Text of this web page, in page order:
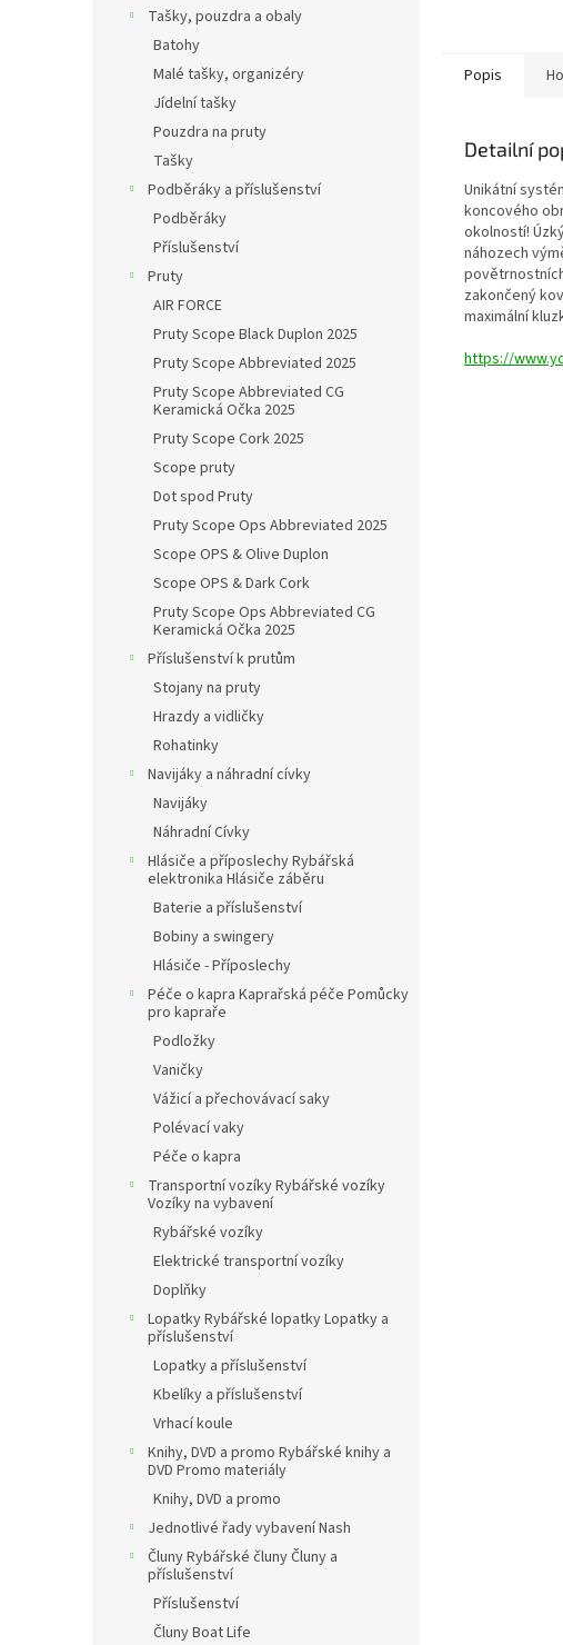
Tašky, pouzdra a obaly
Batohy
Malé tašky, organizéry
Jídelní tašky
Pouzdra na pruty
Tašky
Podběráky a příslušenství
Podběráky
Příslušenství
Pruty
AIR FORCE
Pruty Scope Black Duplon 2025
Pruty Scope Abbreviated 2025
Pruty Scope Abbreviated CG
Keramická Očka 2025
Pruty Scope Cork 2025
Scope pruty
Dot spod Pruty
Pruty Scope Ops Abbreviated 2025
Scope OPS & Olive Duplon
Scope OPS & Dark Cork
Pruty Scope Ops Abbreviated CG
Keramická Očka 2025
Příslušenství k prutům
Stojany na pruty
Hrazdy a vidličky
Rohatinky
Navijáky a náhradní cívky
Navijáky
Náhradní Cívky
Hlásiče a příposlechy Rybářská
elektronika Hlásiče záběru
Baterie a příslušenství
Bobiny a swingery
Hlásiče - Příposlechy
Péče o kapra Kaprařská péče Pomůcky
pro kapraře
Podložky
Vaničky
Vážicí a přechovávací saky
Polévací vaky
Péče o kapra
Transportní vozíky Rybářské vozíky
Vozíky na vybavení
Rybářské vozíky
Elektrické transportní vozíky
Doplňky
Lopatky Rybářské lopatky Lopatky a
příslušenství
Lopatky a příslušenství
Kbelíky a příslušenství
Vrhací koule
Knihy, DVD a promo Rybářské knihy a
DVD Promo materiály
Knihy, DVD a promo
Jednotlivé řady vybavení Nash
Čluny Rybářské čluny Čluny a
příslušenství
Příslušenství
Čluny Boat Life
Popis
Detailní
Unikátní
koncového
okolností!
náhozech
zakončený
maximální
https://